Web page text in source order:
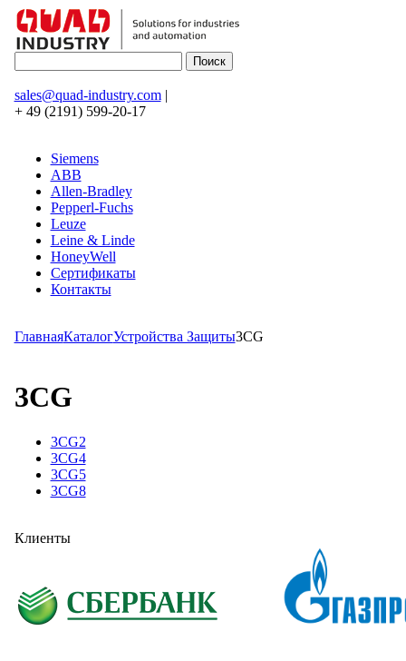
sales@quad-industry.com|
+ 49 (2191) 599-20-17
Siemens
ABB
Allen-Bradley
Pepperl-Fuchs
Leuze
Leine & Linde
HoneyWell
Сертификаты
Контакты
ГлавнаяКаталогУстройства Защиты3CG
3CG
3CG2
3CG4
3CG5
3CG8
Клиенты